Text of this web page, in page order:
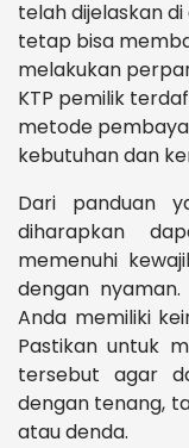
telah dijelaskan
tetap bisa
melakukan
KTP pemilik
metode
kebutuhan dan
Dari panduan
diharapkan
memenuhi
dengan
Anda memiliki
Pastikan untuk
tersebut agar
dengan tenang,
atau denda.